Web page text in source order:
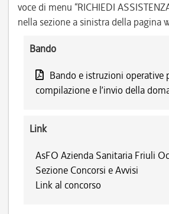
voce di menu “RICHIEDI
nella sezione a sinistra della pagina
Bando
Bando e istruzioni operative
compilazione e l’invio della
Link
AsFO Azienda Sanitaria Friuli
Sezione Concorsi e Avvisi
Link al concorso